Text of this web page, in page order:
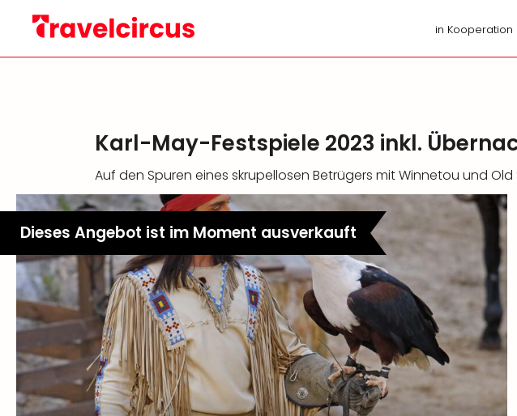
in Kooperation
Karl-May-Festspiele 2023 inkl.
Auf den Spuren eines skrupellosen Betrügers mit Winnetou und
Dieses Angebot ist im Moment ausverkauft